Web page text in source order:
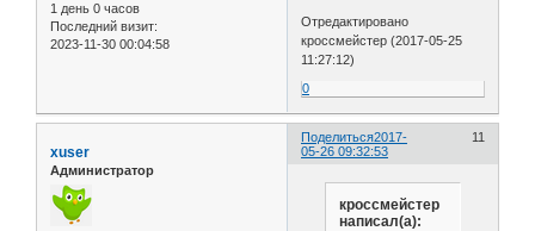
1 день 0 часов
Последний визит:
2023-11-30 00:04:58
Отредактировано
кроссмейстер (2017-05-25
11:27:12)
0
Поделиться 11
2017-
05-26 09:32:53
xuser
Администратор
кроссмейстер
написал(а):